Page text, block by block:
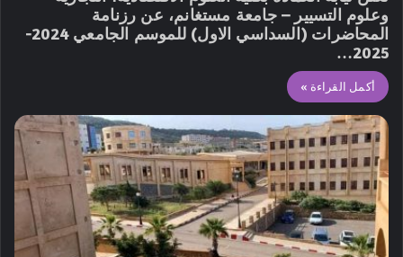
وعلوم التسيير – جامعة مستغانم، عن رزنامة
المحاضرات (السداسي الاول) للموسم الجامعي 2024-
2025…
أكمل القراءة »